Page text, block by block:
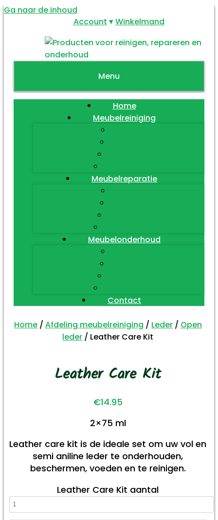
Account Winkelmand
Ga naar de inhoud
Menu
Home
Meubelreiniging
Meubelreparatie
Meubelonderhoud
Contact
Home/ Afdeling meubelreiniging / Leder/ Open
leder / Leather Care Kit
Leather Care Kit
€14.95
2×75 ml
Leather care kit is de ideale set om uw vol en
semi aniline leder te onderhouden,
beschermen, voeden en te reinigen.
Leather Care Kit aantal